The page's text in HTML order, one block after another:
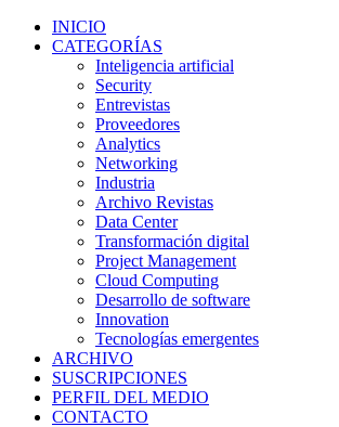
INICIO
CATEGORÍAS
Inteligencia artificial
Security
Entrevistas
Proveedores
Analytics
Networking
Industria
Archivo Revistas
Data Center
Transformación digital
Project Management
Cloud Computing
Desarrollo de software
Innovation
Tecnologías emergentes
ARCHIVO
SUSCRIPCIONES
PERFIL DEL MEDIO
CONTACTO